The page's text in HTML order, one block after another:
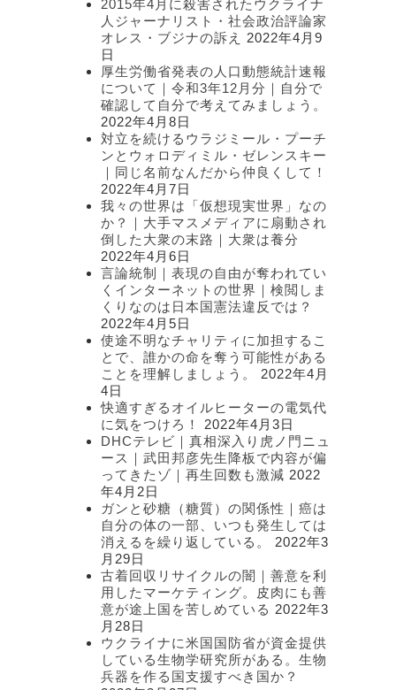
2015年4月に殺害されたウクライナ
人ジャーナリスト・社会政治評論家
オレス・ブジナの訴え
2022年4月9
日
厚生労働省発表の人口動態統計速報
について｜令和3年12月分｜自分で
確認して自分で考えてみましょう。
2022年4月8日
対立を続けるウラジミール・プーチ
ンとウォロディミル・ゼレンスキー
｜同じ名前なんだから仲良くして！
2022年4月7日
我々の世界は「仮想現実世界」なの
か？｜大手マスメディアに扇動され
倒した大衆の末路｜大衆は養分
2022年4月6日
言論統制｜表現の自由が奪われてい
くインターネットの世界｜検閲しま
くりなのは日本国憲法違反では？
2022年4月5日
使途不明なチャリティに加担するこ
とで、誰かの命を奪う可能性がある
ことを理解しましょう。
2022年4月
4日
快適すぎるオイルヒーターの電気代
に気をつけろ！
2022年4月3日
DHCテレビ｜真相深入り虎ノ門ニュ
ース｜武田邦彦先生降板で内容が偏
ってきたゾ｜再生回数も激減 2022
年4月2日
ガンと砂糖（糖質）の関係性｜癌は
自分の体の一部、いつも発生しては
消えるを繰り返している。
2022年3
月29日
古着回収リサイクルの闇｜善意を利
用したマーケティング。皮肉にも善
意が途上国を苦しめている 2022年3
月28日
ウクライナに米国国防省が資金提供
している生物学研究所がある。生物
兵器を作る国支援すべき国か？